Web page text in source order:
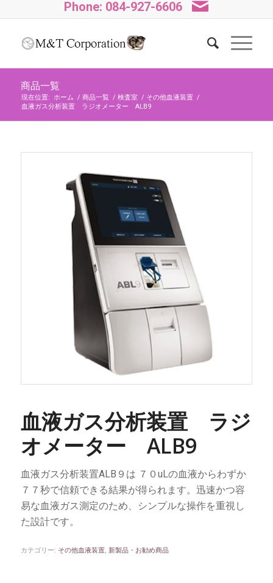
Phone: 084-927-6606
商品一覧
現在位置: ホーム / 商品一覧 / 検査室 / その他血液装置 /
血液ガス分析装置 ラジオメーター ALB9
血液ガス分析装置 ラジ
オメーター ALB9
血液ガス分析装置ALB９は ７０uLの血液からわずか
７７秒で信頼できる結果が得られます。迅速かつ容
易な血液ガス測定のため、シンプルな操作を重視し
た設計です。
カテゴリー: その他血液装置, 新製品・お勧め商品